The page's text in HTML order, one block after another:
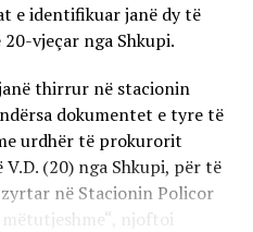
e identifikuar janë dy të
vjeçar nga Shkupi.
thirrur në stacionin
dokumentet e tyre të
urdhër të prokurorit
(20) nga Shkupi, për të
në Stacionin Policor
njoftoi